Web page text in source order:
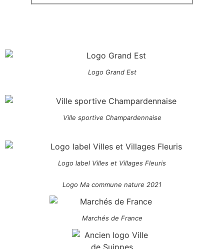
Logo Grand Est
Ville sportive Champardennaise
Logo label Villes et Villages Fleuris
Logo Ma commune nature 2021
Marchés de France